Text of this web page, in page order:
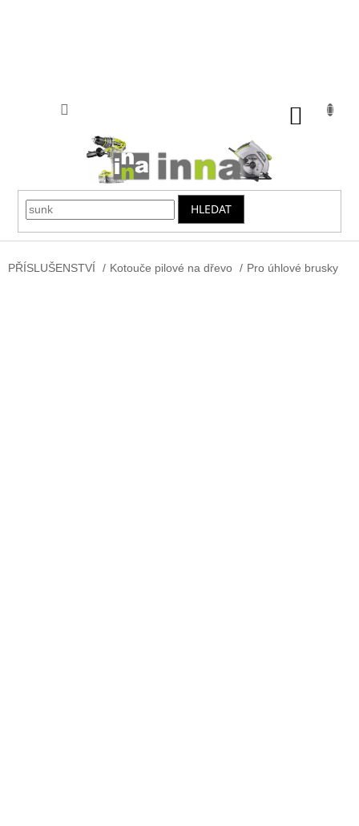
HLEDAT
PŘÍSLUŠENSTVÍ / Kotouče pilové na dřevo / Pro úhlové brusky